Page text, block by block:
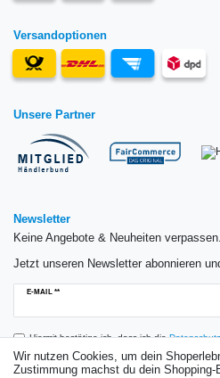
Versandoptionen
Unsere Partner
Newsletter
Keine Angebote & Neuheiten verpassen.
Jetzt unseren Newsletter abonnieren
E-MAIL **
Newsletter
Hiermit bestätige ich, dass ich die
Einwilligung kann ich jederzeit widerrufen.**
Wir nutzen Cookies, um dein
Zustimmung machst du dein